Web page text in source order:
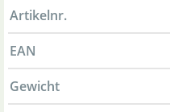
Artikelnr.
EAN
Gewicht